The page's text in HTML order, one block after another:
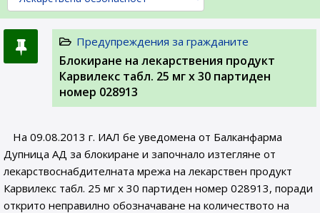
Предупреждения за гражданите
Блокиране на лекарствения продукт
Карвилекс табл. 25 мг х 30 партиден
номер 028913
На 09.08.2013 г. ИАЛ бе уведомена от Балканфарма
Дупница АД за блокиране и започнало изтегляне от
лекарствоснабдителната мрежа на лекарствен продукт
Карвилекс табл. 25 мг х 30 партиден номер 028913, поради
открито неправилно обозначаване на количеството на